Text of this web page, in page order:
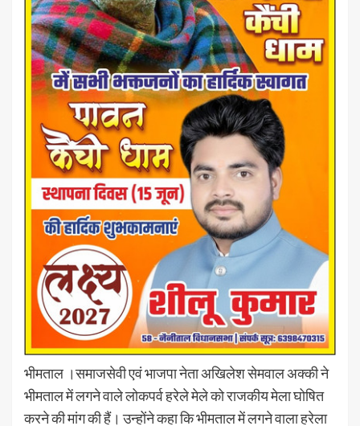
भीमताल ।समाजसेवी एवं भाजपा नेता अखिलेश सेमवाल अक्की ने
भीमताल में लगने वाले लोकपर्व हरेले मेले को राजकीय मेला घोषित
करने की मांग की हैं। उन्होंने कहा कि भीमताल में लगने वाला हरेला